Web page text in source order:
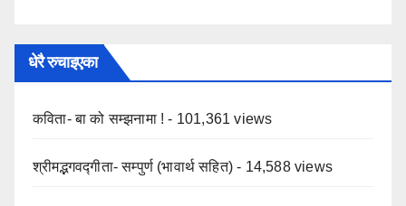
धेरै रुचाइएका
कविता- बा को सम्झनामा ! - 101,361 views
श्रीमद्भगवद्गीता- सम्पुर्ण (भावार्थ सहित) - 14,588 views